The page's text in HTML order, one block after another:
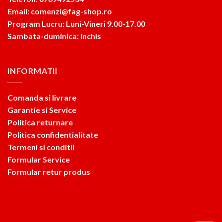
Email: comenzi@fag-shop.ro
Program Lucru: Luni-Vineri 9.00-17.00
Sambata-duminica: Inchis
INFORMATII
Comanda si livrare
Garantie si Service
Politica returnare
Politica confidentialitate
Termeni si conditii
Formular Service
Formular retur produs